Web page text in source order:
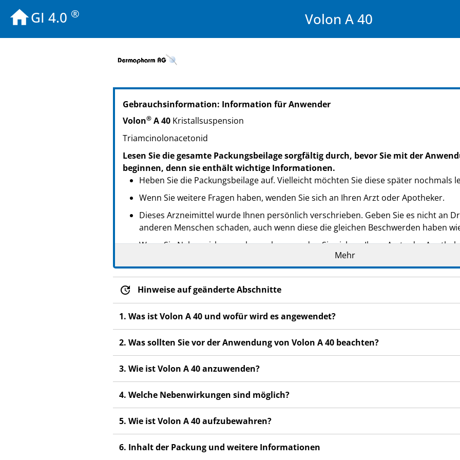
GI 4.0 ® Volon A 40
PZN: 04612906
PPN: 110461290653
GTIN: 04250297401905
PPN: 110111620785
GTIN: 04250297401899
PZN: 01116236
PPN: 110111623607
GTIN: 04250297401912
PZN: 02057292
PPN: 110205729258
GTIN: 04250297401929
PZN: 02058110
GTIN: 04250297402261
PZN: 11213101
PPN: 111121310193
GTIN: 04250297403770
Gebrauchsinformation: Information für Anwender
Volon® A 40 Kristallsuspension
Triamcinolonacetonid
Lesen Sie die gesamte Packungsbeilage sorgfältig durch, bevor Sie mit der
beginnen, denn sie enthält wichtige Informationen.
Heben Sie die Packungsbeilage auf. Vielleicht möchten Sie diese später nochmals
Wenn Sie weitere Fragen haben, wenden Sie sich an Ihren Arzt oder Apotheker.
Dieses Arzneimittel wurde Ihnen persönlich verschrieben. Geben Sie es nicht an
anderen Menschen schaden, auch wenn diese die gleichen Beschwerden haben
Wenn Sie Nebenwirkungen bemerken, wenden Sie sich an Ihren Arzt oder
Nebenwirkungen, die nicht in dieser Packungsbeilage angegeben sind. Siehe
Mehr
Hinweise auf geänderte Abschnitte
1. Was ist Volon A 40 und wofür wird es angewendet?
2. Was sollten Sie vor der Anwendung von Volon A 40 beachten?
3. Wie ist Volon A 40 anzuwenden?
4. Welche Nebenwirkungen sind möglich?
5. Wie ist Volon A 40 aufzubewahren?
6. Inhalt der Packung und weitere Informationen